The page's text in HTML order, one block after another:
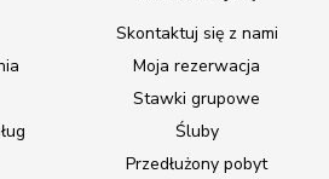
Skontaktuj się z nami
Moja rezerwacja
Stawki grupowe
Śluby
Przedłużony pobyt